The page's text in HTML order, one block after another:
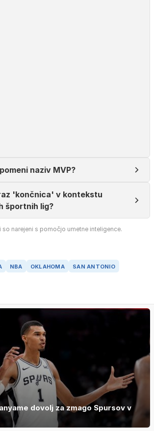
naziv MVP?
'končnica' v kontekstu
športnih lig?
narejeni s pomočjo umetne inteligence.
NBA OKLAHOMA SAN ANTONIO
dovolj za zmago Spursov v